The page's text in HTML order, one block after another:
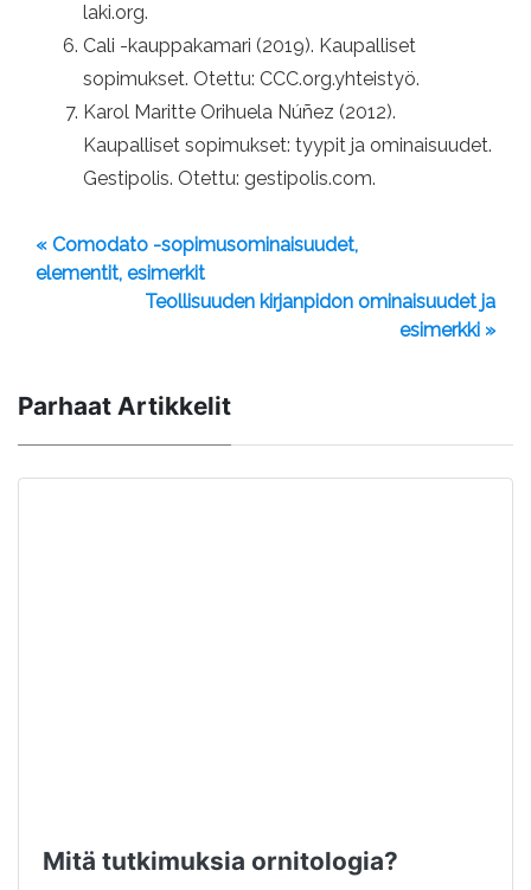
laki.org.
Cali -kauppakamari (2019). Kaupalliset
sopimukset. Otettu: CCC.org.yhteistyö.
Karol Maritte Orihuela Núñez (2012).
Kaupalliset sopimukset: tyypit ja ominaisuudet.
Gestipolis. Otettu: gestipolis.com.
« Comodato -sopimusominaisuudet,
elementit, esimerkit
Teollisuuden kirjanpidon ominaisuudet ja
esimerkki »
Parhaat Artikkelit
Mitä tutkimuksia ornitologia?